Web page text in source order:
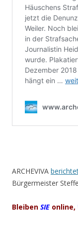
ARCHEVIVA
Bürgermeister
Bleiben SIE online,